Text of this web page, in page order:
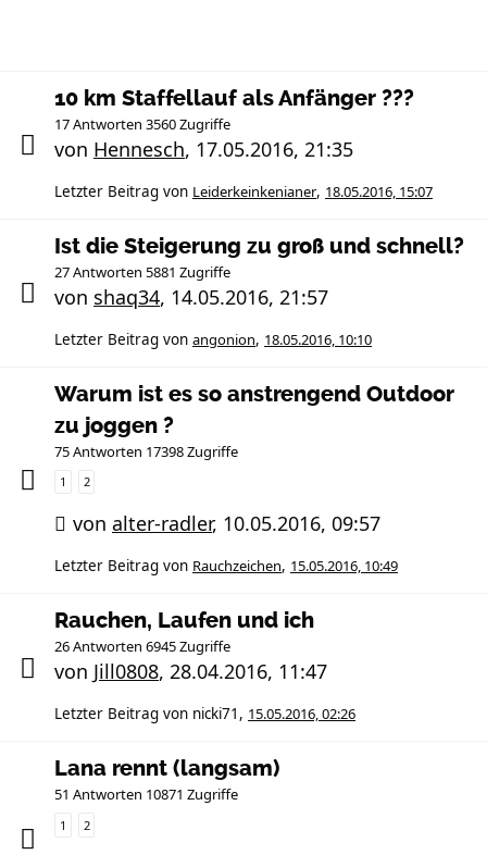
10 km Staffellauf als Anfänger ???
17 Antworten 3560 Zugriffe
von Hennesch, 17.05.2016, 21:35
Letzter Beitrag von Leiderkeinkenianer, 18.05.2016, 15:07
Ist die Steigerung zu groß und schnell?
27 Antworten 5881 Zugriffe
von shaq34, 14.05.2016, 21:57
Letzter Beitrag von angonion, 18.05.2016, 10:10
Warum ist es so anstrengend Outdoor
zu joggen ?
75 Antworten 17398 Zugriffe
1 2
von alter-radler, 10.05.2016, 09:57
Letzter Beitrag von Rauchzeichen, 15.05.2016, 10:49
Rauchen, Laufen und ich
26 Antworten 6945 Zugriffe
von Jill0808, 28.04.2016, 11:47
Letzter Beitrag von nicki71 , 15.05.2016, 02:26
Lana rennt (langsam)
51 Antworten 10871 Zugriffe
1 2